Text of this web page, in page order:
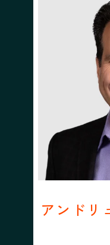
アンドリ